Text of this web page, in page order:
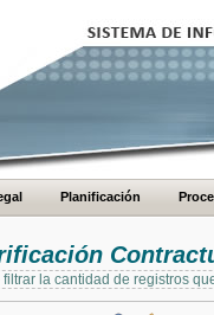
Planificación
la cantidad de registros